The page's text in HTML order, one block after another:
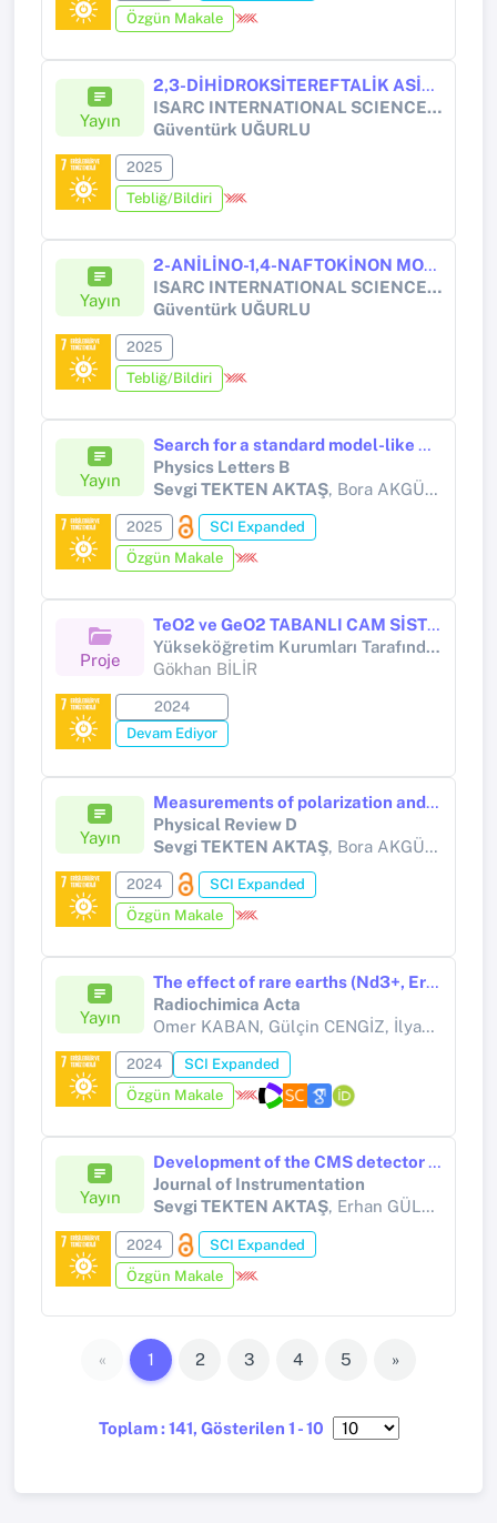
Özgün Makale
Yayın
2,3-DİHİDROKSİTEREFTALİK ASİT MOLEKÜLÜNÜN KONFORMASYON ANALİZİ VE TİTREŞİM FREKANSLARININ TEORİK OLARAK ARAŞTIRILMASI
ISARC INTERNATIONAL SCIENCE AND ART RESEARCH CENTER 210
Güventürk UĞURLU
2025
Tebliğ/Bildiri
Yayın
2-ANİLİNO-1,4-NAFTOKİNON MOLEKÜLÜNÜN TİTREŞİM SPEKTRUMUNUN YOĞUNLUK FONKSİYONU TEORİSİ (YFT) İLE ARAŞTIRILMASI
ISARC INTERNATIONAL SCIENCE AND ART RESEARCH CENTER
Güventürk UĞURLU
2025
Tebliğ/Bildiri
Yayın
Search for a standard model-like Higgs boson in the mass range between 70 and 110 GeV in the diphoton final state in proton-proton collisions at s=13TeV
Physics Letters B
Sevgi TEKTEN AKTAŞ, Bora AKGÜN, Erhan GÜLMEZ, Mithat KAYA, Özlem SEVİNÇ
2025
SCI Expanded
Özgün Makale
Proje
TeO2 ve GeO2 TABANLI CAM SİSTEMLERİNİN DOĞRUSAL OLMAYAN OPTİK ÖZELLİKLERİNİN PLASMONİK YAPILARLA GÜÇLENDİRİLMESİ
Yükseköğretim Kurumları Tarafından Destekli Bilimsel Araştırma Projesi
Gökhan BİLİR
2024
Devam Ediyor
Yayın
Measurements of polarization and spin correlation and observation of entanglement in top quark pairs using lepton+jets events from proton-proton collisions at s=13 TeV
Physical Review D
Sevgi TEKTEN AKTAŞ, Bora AKGÜN, Erhan GÜLMEZ, Mithat KAYA, Özlem SEVİNÇ
2024
SCI Expanded
Özgün Makale
Yayın
The effect of rare earths (Nd3+, Er3+, Yb3+) additives on the radiation shielding properties of the tungsten oxide modified tellurite glasses
Radiochimica Acta
Omer KABAN, Gülçin CENGİZ, İlyas ÇAĞLAR,
2024
SCI Expanded
Özgün Makale
Yayın
Development of the CMS detector for the CERN LHC Run 3
Journal of Instrumentation
Sevgi TEKTEN AKTAŞ, Erhan GÜLMEZ, Mithat KAYA, Özlem Sevinç KAYA
2024
SCI Expanded
Özgün Makale
Toplam : 141, Gösterilen 1 - 10
« 1 2 3 4 5 »